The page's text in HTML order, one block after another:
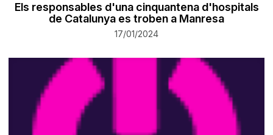
Els responsables d'una cinquantena d'hospitals
de Catalunya es troben a Manresa
17/01/2024